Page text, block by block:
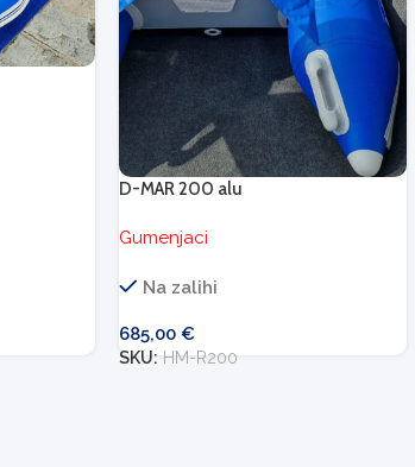
D-MAR 200 alu
Gumenjaci
Na zalihi
685,00 €
SKU: HM-R200